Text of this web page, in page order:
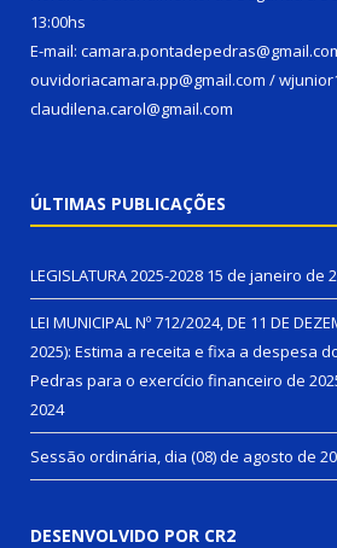
13:00hs
E-mail:
ouvidoriacamara.pp@gmail.com /
claudilena.carol@gmail.com
ÚLTIMAS PUBLICAÇÕES
LEGISLATURA 2025-2028 15 de janeiro de
LEI MUNICIPAL Nº 712/2024, DE 11 DE
2025): Estima a receita e fixa a despesa
Pedras para o exercício financeiro de
2024
Sessão ordinária, dia (08) de agosto de
DESENVOLVIDO POR CR2